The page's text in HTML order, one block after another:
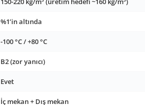
%1’in altında
-100 °C / +80 °C
B2 (zor yanıcı)
Evet
İç mekan + Dış mekan